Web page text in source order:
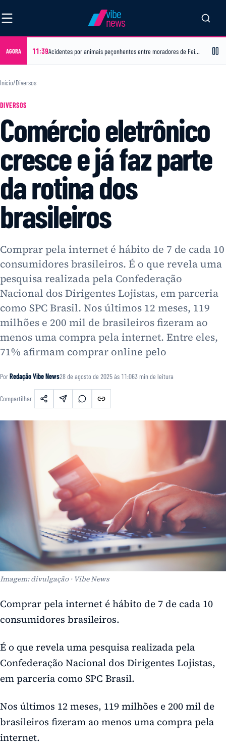
vibe
news
AGORA 11:39 Acidentes por animais peçonhentos entre moradores de Feira de Santana caem 38% em 2026
Início/Diversos
DIVERSOS
Comércio eletrônico
cresce e já faz parte
da rotina dos
brasileiros
Comprar pela internet é hábito de 7 de cada 10
consumidores brasileiros. É o que revela uma
pesquisa realizada pela Confederação
Nacional dos Dirigentes Lojistas, em parceria
como SPC Brasil. Nos últimos 12 meses, 119
milhões e 200 mil de brasileiros fizeram ao
menos uma compra pela internet. Entre eles,
71% afirmam comprar online pelo
PorRedação Vibe News28 de agosto de 2025 às 11:063 min de leitura
Compartilhar
Imagem: divulgação · Vibe News
Comprar pela internet é hábito de 7 de cada 10
consumidores brasileiros.
É o que revela uma pesquisa realizada pela
Confederação Nacional dos Dirigentes Lojistas,
em parceria como SPC Brasil.
Nos últimos 12 meses, 119 milhões e 200 mil de
brasileiros fizeram ao menos uma compra pela
internet.